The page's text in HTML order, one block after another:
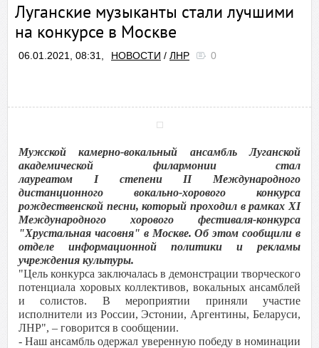
Луганские музыканты стали лучшими
на конкурсе в Москве
06.01.2021, 08:31, НОВОСТИ / ЛНР 0
Мужской камерно-вокальный ансамбль Луганской
академической филармонии стал
лауреатом І степени ІІ Международного
дистанционного вокально-хорового конкурса
рождественской песни, который проходил в рамках XI
Международного хорового фестиваля-конкурса
"Хрустальная часовня" в Москве. Об этом сообщили в
отделе информационной политики и рекламы
учреждения культуры.
"Цель конкурса заключалась в демонстрации творческого
потенциала хоровых коллективов, вокальных ансамблей
и солистов. В мероприятии приняли участие
исполнители из России, Эстонии, Аргентины, Беларуси,
ЛНР", – говорится в сообщении.
- Наш ансамбль одержал уверенную победу в номинации